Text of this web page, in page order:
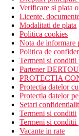
Verificare si plata
Licente,
Modalitati de plata
Politica cookies
Nota de informare
Politica de
Termeni si conditii
Partener
PROTECTIA
Protectia datelor
Protectia datelor
Setari
Termeni si conditii
Termeni si conditii
Vacante in rate